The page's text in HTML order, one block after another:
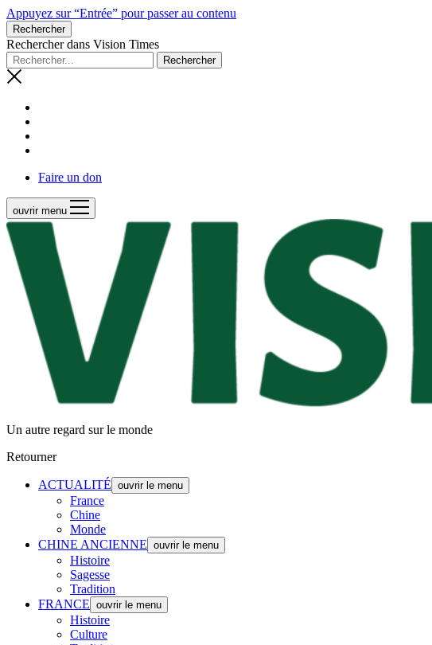
Appuyez sur “Entrée” pour passer au contenu
Rechercher
Rechercher dans Vision Times
Faire un don
ouvrir menu
Un autre regard sur le monde
Retourner
ACTUALITÉ ouvrir le menu
France
Chine
Monde
CHINE ANCIENNE ouvrir le menu
Histoire
Sagesse
Tradition
FRANCE ouvrir le menu
Histoire
Culture